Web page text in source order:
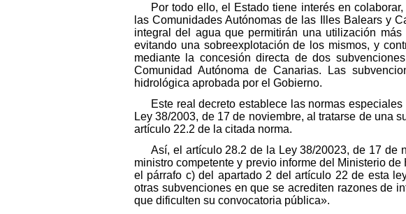
Por todo ello, el Estado tiene interés en
las Comunidades Autónomas de las Illes Balears y
integral del agua que permitirán una utilización
evitando una sobreexplotación de los mismos, y
mediante la concesión directa de dos
Comunidad Autónoma de Canarias. Las
hidrológica aprobada por el Gobierno.
Este real decreto establece las normas
Ley 38/2003, de 17 de noviembre, al tratarse de una
artículo 22.2 de la citada norma.
Así, el artículo 28.2 de la Ley 38/20023, de 17 de
ministro competente y previo informe del Ministerio
el párrafo c) del apartado 2 del artículo 22 de esta
otras subvenciones en que se acrediten razones de
que dificulten su convocatoria pública».